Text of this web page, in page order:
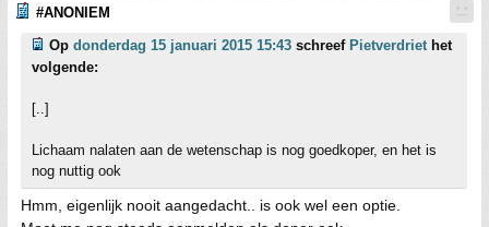
#ANONIEM
Op donderdag 15 januari 2015 15:43 schreef Pietverdriet het
volgende:
[..]
Lichaam nalaten aan de wetenschap is nog goedkoper, en het is
nog nuttig ook
Hmm, eigenlijk nooit aangedacht.. is ook wel een optie.